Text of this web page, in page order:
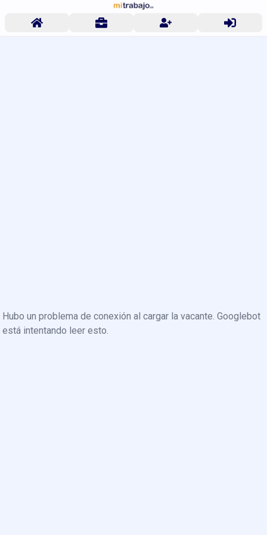
Hubo un problema de conexión al cargar la vacante. Googlebot
está intentando leer esto.